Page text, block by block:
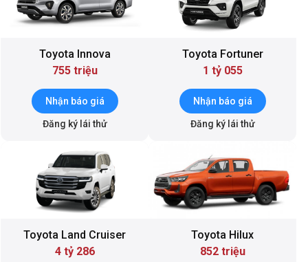
Toyota Innova
755 triệu
Nhận báo giá
Đăng ký lái thử
Toyota Fortuner
1 tỷ 055
Nhận báo giá
Đăng ký lái thử
Toyota Land Cruiser
4 tỷ 286
Toyota Hilux
852 triệu